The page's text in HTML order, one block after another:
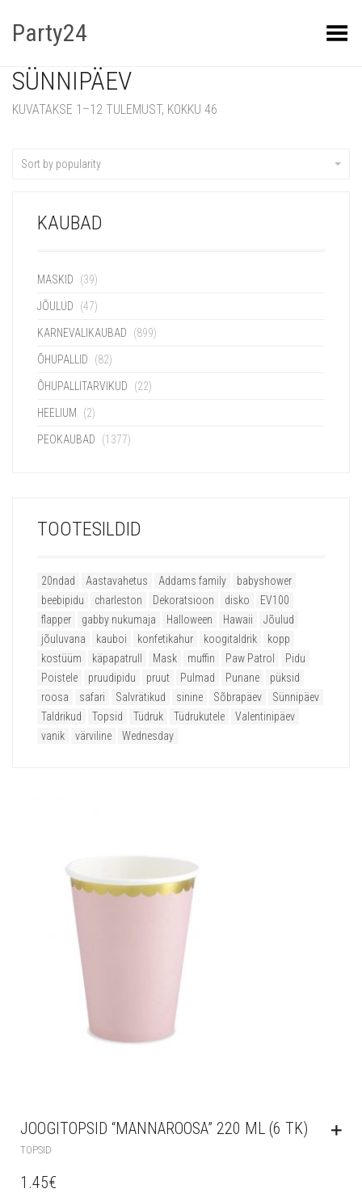
Party24 Kuva menüü
SÜNNIPÄEV
KUVATAKSE 1–12 TULEMUST, KOKKU 46
Sort by popularity
KAUBAD
MASKID (39)
JÕULUD (47)
KARNEVALIKAUBAD (899)
ÕHUPALLID (82)
ÕHUPALLITARVIKUD (22)
HEELIUM (2)
PEOKAUBAD (1377)
TOOTESILDID
20ndad Aastavahetus Addams family
babyshower
beebipidu
charleston Dekoratsioon disko
EV100
flapper
gabby nukumaja Halloween Hawaii
Jõulud
jõuluvana
kauboi konfetikahur koogitaldrik
kopp
kostüüm
käpapatrull Mask muffin Paw Patrol
Pidu
Poistele
pruudipidu pruut Pulmad Punane
püksid
roosa
safari Salvrätikud sinine Sõbrapäev
Sünnipäev
Taldrikud
Topsid Tüdruk Tüdrukutele
Valentinipäev
vanik
värviline Wednesday
JOOGITOPSID “MANNAROOSA” 220 ML (6 TK)
TOPSID
1.45€